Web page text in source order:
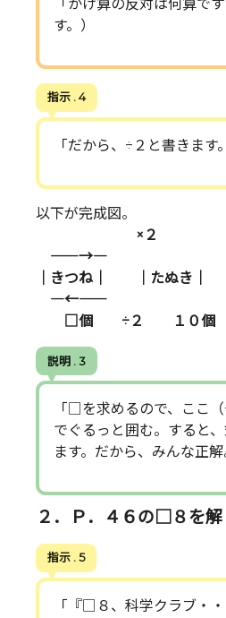
「かけ算の反対は何算で
す。）
指示 . 4
「だから、÷２と書きます
以下が完成図。
×２
―――――→――――
｜きつね｜ ｜たぬき｜
――――←―――――
□個 ÷２ １０個
説明 . 3
「□を求めるので、ここ
でぐるっと囲む。すると
ます。だから、みんな正解
２．Ｐ．４６の□８を解
指示 . 5
「『□８、科学クラブ・